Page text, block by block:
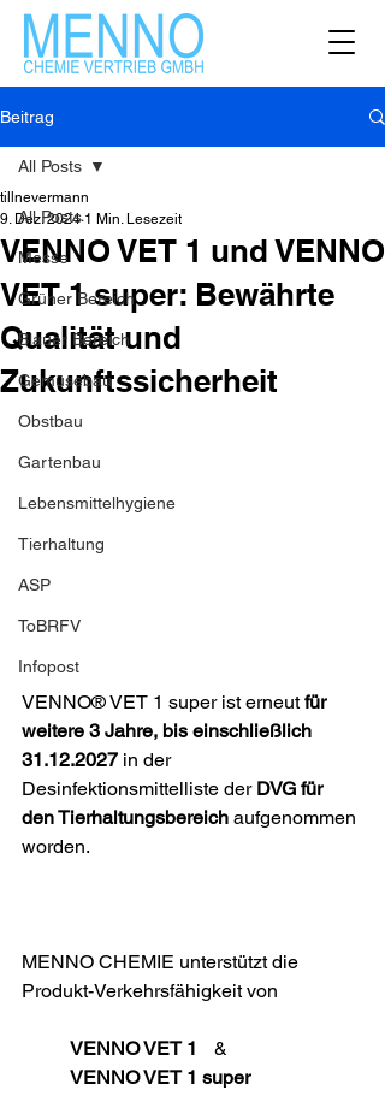
Beitrag
All Posts
Messe
Grüner Bereich
Blauer Bereich
Gemüsebau
Obstbau
Gartenbau
Lebensmittelhygiene
Tierhaltung
ASP
ToBRFV
Infopost
All Posts
VENNO VET 1 und VENNO
VET 1 super: Bewährte
Qualität und
Zukunftssicherheit
tillnevermann
9. Dez. 2024 1 Min. Lesezeit
VENNO® VET 1 super ist erneut für
weitere 3 Jahre, bis einschließlich
31.12.2027 in der
Desinfektionsmittelliste der DVG für
den Tierhaltungsbereich aufgenommen
worden.
MENNO CHEMIE unterstützt die
Produkt-Verkehrsfähigkeit von
	VENNO VET 1
	&
	VENNO VET 1 super